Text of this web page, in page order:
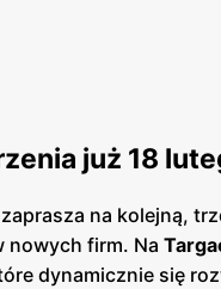
już 18
zaprasza na kolejną,
nowych firm. Na
dynamicznie się